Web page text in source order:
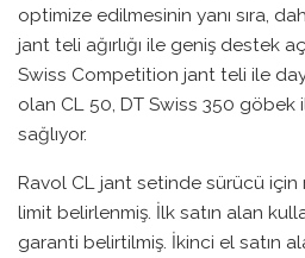
optimize edilmesinin yanı sıra,
jant teli ağırlığı ile geniş destek
Swiss Competition jant teli ile
olan CL 50, DT Swiss 350 göbek
sağlıyor.
Ravol CL jant setinde sürücü için
limit belirlenmiş. İlk satın alan
garanti belirtilmiş. İkinci el satın